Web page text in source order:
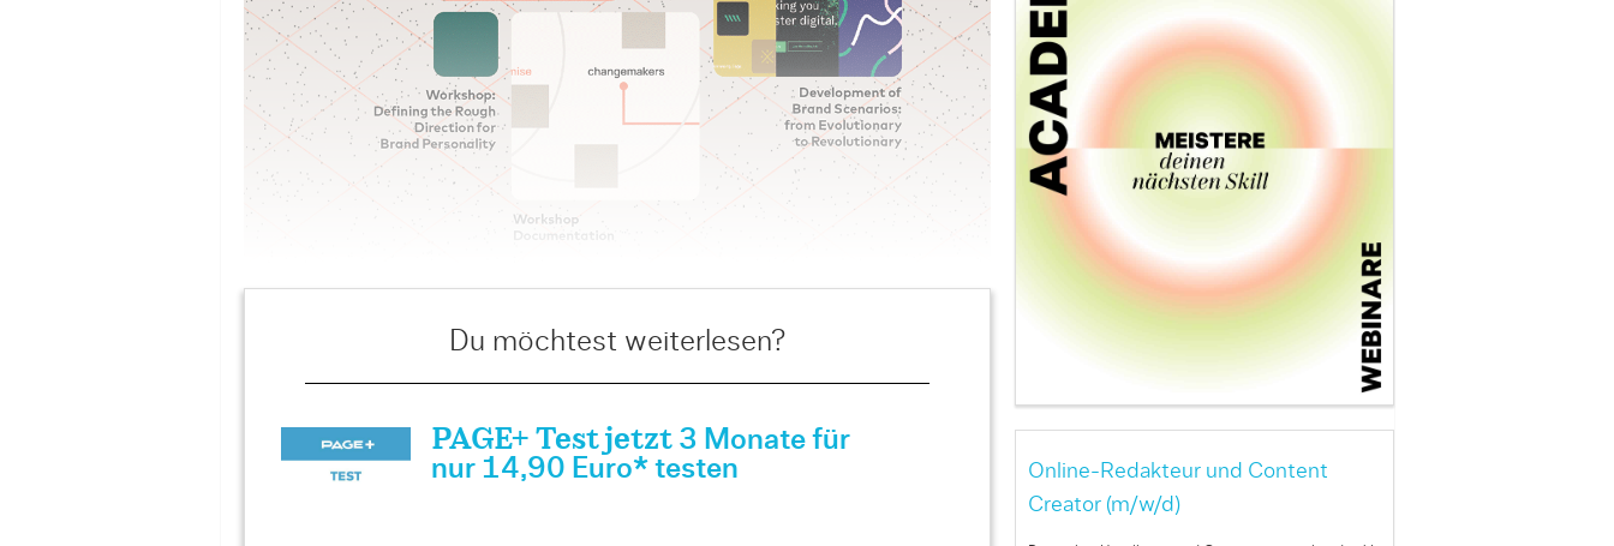
Du möchtest weiterlesen?
PAGE+ Test jetzt 3 Monate für
nur 14,90 Euro* testen
Online-Redakteur und Content
Creator (m/w/d)